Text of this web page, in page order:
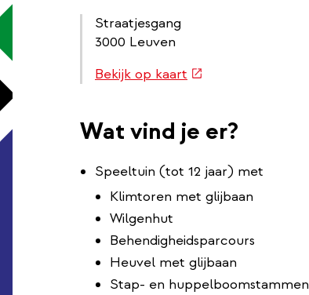
Straatjesgang
3000 Leuven
Routebeschrijving
Bekijk op kaart (externe
Wat vind je er?
Speeltuin (tot 12 jaar) met
Klimtoren met glijbaan
Wilgenhut
Behendigheidsparcours
Heuvel met glijbaan
Stap- en huppelboomstammen